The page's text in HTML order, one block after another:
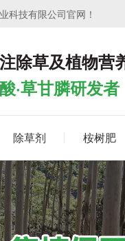
科技有限公司官网！
除草及植物营
·草甘膦研发者
除草剂 桉树肥